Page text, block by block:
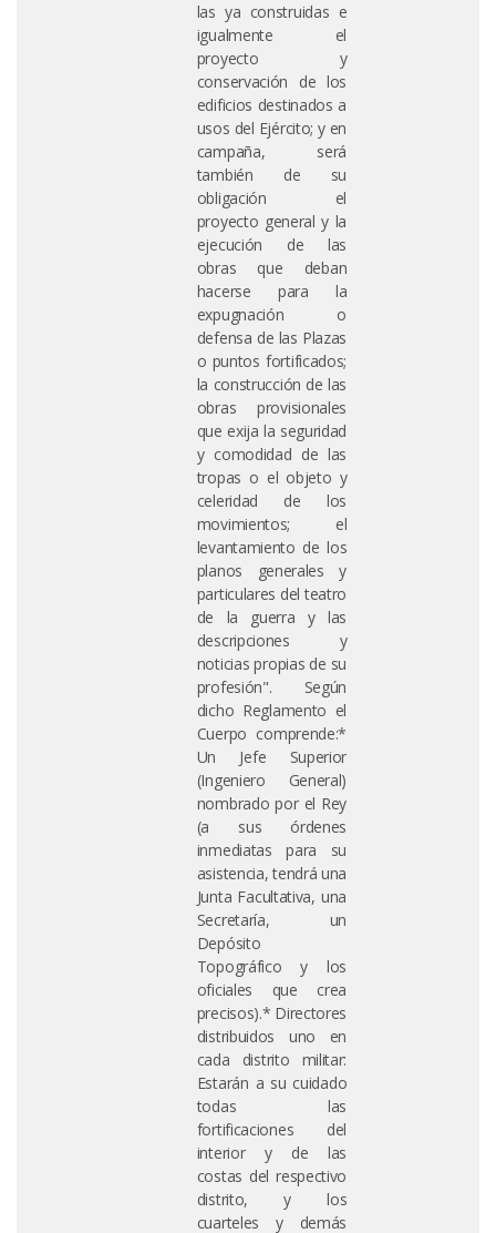
las ya construidas e
igualmente el
proyecto y
conservación de los
edificios destinados a
usos del Ejército; y en
campaña, será
también de su
obligación el
proyecto general y la
ejecución de las
obras que deban
hacerse para la
expugnación o
defensa de las Plazas
o puntos fortificados;
la construcción de las
obras provisionales
que exija la seguridad
y comodidad de las
tropas o el objeto y
celeridad de los
movimientos; el
levantamiento de los
planos generales y
particulares del teatro
de la guerra y las
descripciones y
noticias propias de su
profesión". Según
dicho Reglamento el
Cuerpo comprende:*
Un Jefe Superior
(Ingeniero General)
nombrado por el Rey
(a sus órdenes
inmediatas para su
asistencia, tendrá una
Junta Facultativa, una
Secretaría, un
Depósito
Topográfico y los
oficiales que crea
precisos).* Directores
distribuidos uno en
cada distrito militar:
Estarán a su cuidado
todas las
fortificaciones del
interior y de las
costas del respectivo
distrito, y los
cuarteles y demás